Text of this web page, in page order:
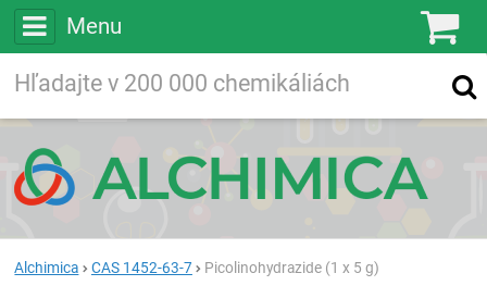
Menu
Vyhľadávanie
Alchimica CAS 1452-63-7 Picolinohydrazide (1 x 5 g)